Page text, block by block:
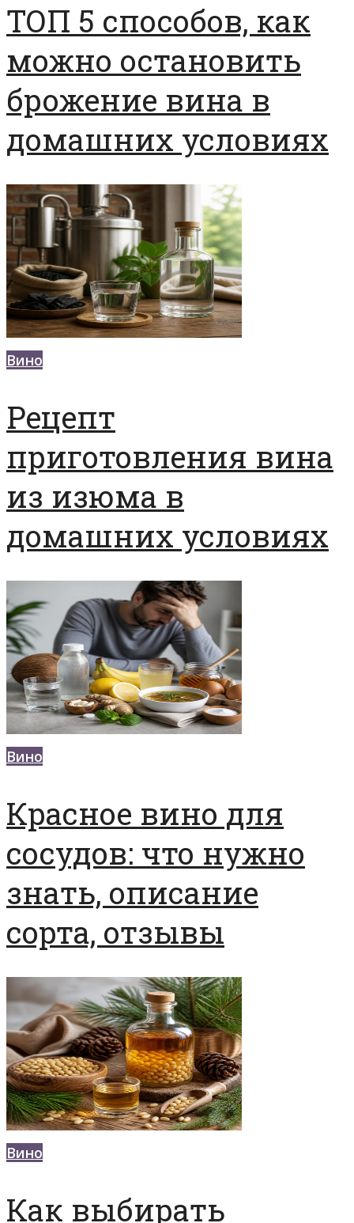
ТОП 5 способов, как
можно остановить
брожение вина в
домашних условиях
Вино
Рецепт
приготовления вина
из изюма в
домашних условиях
Вино
Красное вино для
сосудов: что нужно
знать, описание
сорта, отзывы
Вино
Как выбирать